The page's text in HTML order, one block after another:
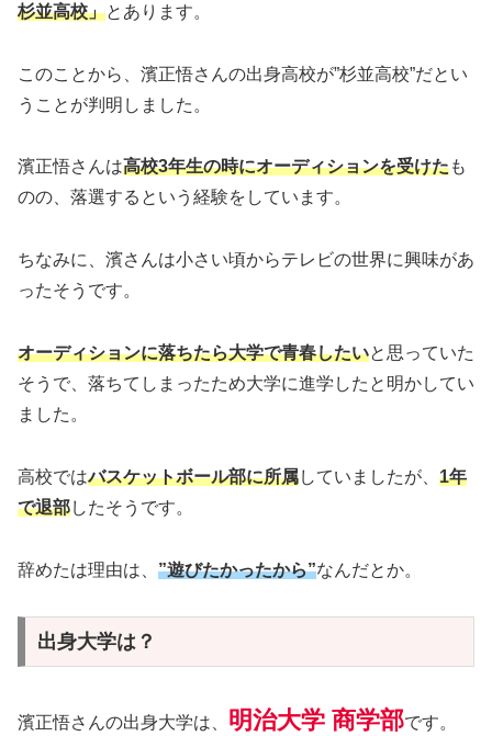
杉並高校」とあります。
このことから、濱正悟さんの出身高校が”杉並高校”だとい
うことが判明しました。
濱正悟さんは高校3年生の時にオーディションを受けたも
のの、落選するという経験をしています。
ちなみに、濱さんは小さい頃からテレビの世界に興味があ
ったそうです。
オーディションに落ちたら大学で青春したいと思っていた
そうで、落ちてしまったため大学に進学したと明かしてい
ました。
高校ではバスケットボール部に所属していましたが、 1年
で退部したそうです。
辞めたは理由は、 ”遊びたかったから”なんだとか。
出身大学は？
濱正悟さんの出身大学は、 明治大学 商学部です。